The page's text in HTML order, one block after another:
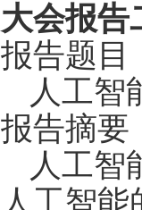
大会报告
报告题目
人工智
报告摘要
人工智
人工智